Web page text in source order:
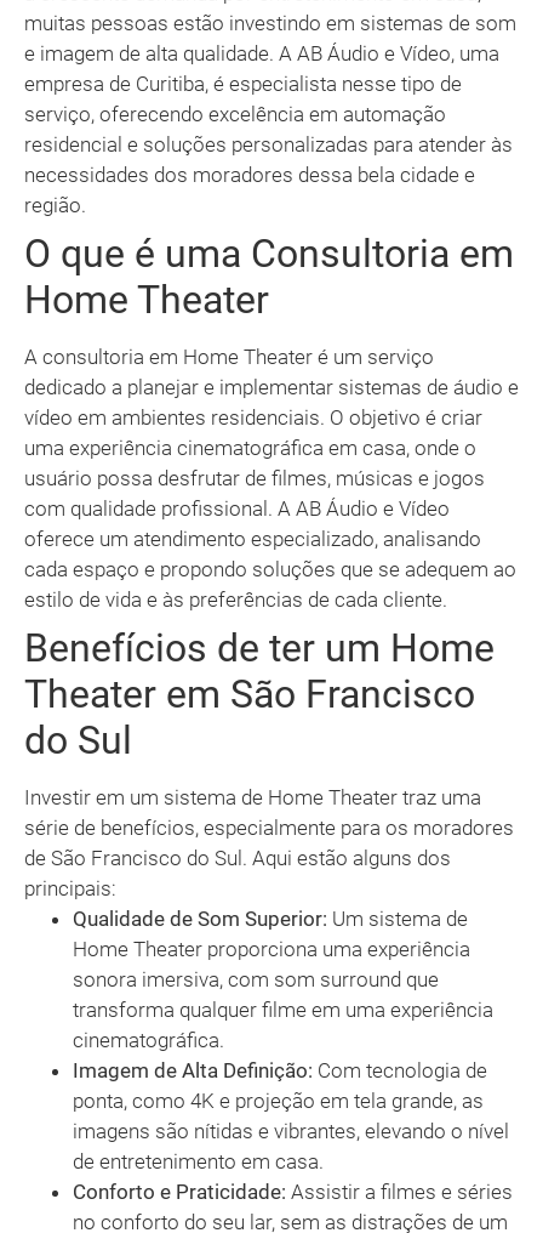
muitas pessoas estão investindo em sistemas de som
e imagem de alta qualidade. A AB Áudio e Vídeo, uma
empresa de Curitiba, é especialista nesse tipo de
serviço, oferecendo excelência em automação
residencial e soluções personalizadas para atender às
necessidades dos moradores dessa bela cidade e
região.
O que é uma Consultoria em
Home Theater
A consultoria em Home Theater é um serviço
dedicado a planejar e implementar sistemas de áudio e
vídeo em ambientes residenciais. O objetivo é criar
uma experiência cinematográfica em casa, onde o
usuário possa desfrutar de filmes, músicas e jogos
com qualidade profissional. A AB Áudio e Vídeo
oferece um atendimento especializado, analisando
cada espaço e propondo soluções que se adequem ao
estilo de vida e às preferências de cada cliente.
Benefícios de ter um Home
Theater em São Francisco
do Sul
Investir em um sistema de Home Theater traz uma
série de benefícios, especialmente para os moradores
de São Francisco do Sul. Aqui estão alguns dos
principais:
Qualidade de Som Superior: Um sistema de
Home Theater proporciona uma experiência
sonora imersiva, com som surround que
transforma qualquer filme em uma experiência
cinematográfica.
Imagem de Alta Definição: Com tecnologia de
ponta, como 4K e projeção em tela grande, as
imagens são nítidas e vibrantes, elevando o nível
de entretenimento em casa.
Conforto e Praticidade: Assistir a filmes e séries
no conforto do seu lar, sem as distrações de um